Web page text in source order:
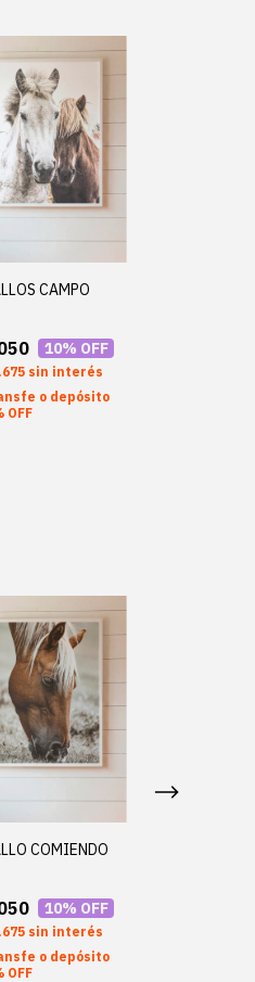
CAMPO
10% OFF
sin interés
o depósito
OFF
COMIENDO
10% OFF
sin interés
o depósito
OFF